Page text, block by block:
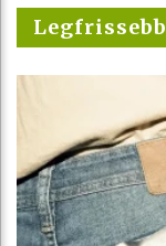
Legfrissebb